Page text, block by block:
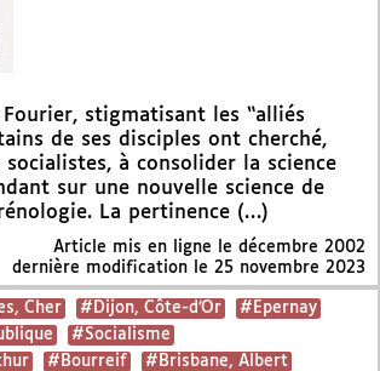
Fourier, stigmatisant les “alliés
de ses disciples ont cherché,
socialistes, à consolider la science
sur une nouvelle science de
La pertinence (…)
Article mis en ligne le décembre 2002
dernière modification le 25 novembre 2023
Cher #Dijon, Côte-d’Or
#Epernay
#Socialisme
#Bourreif
#Brisbane, Albert